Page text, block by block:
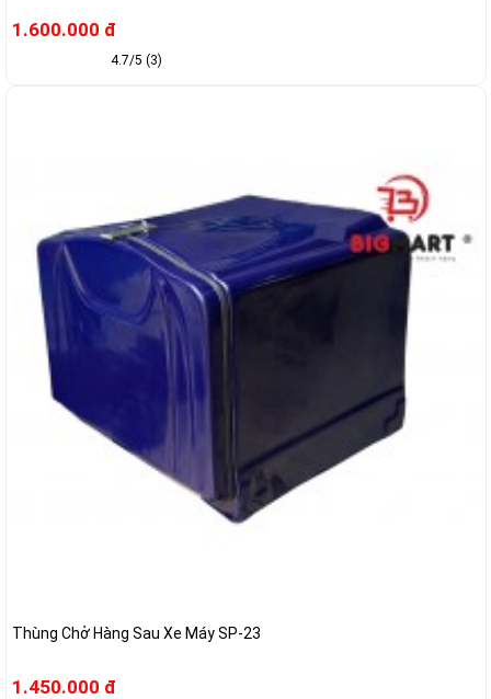
1.600.000 đ
4.7/5 (3)
Thùng Chở Hàng Sau Xe Máy SP-23
1.450.000 đ